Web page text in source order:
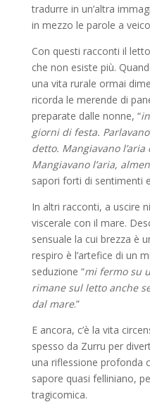
tradurre in un’altra
in mezzo le parole a
Con questi racconti il
che non esiste più.
una vita rurale ormai
ricorda le merende di
preparate dalle nonne, “
giorni di festa.
detto. Mangiavano
Mangiavano l’aria,
sapori forti di sentimenti
In altri racconti, a uscire
viscerale con il mare.
sensuale la cui brezza è
respiro è l’artefice di un
seduzione “mi fermo su
rimane sul letto anche
dal mare.”
E ancora, c’è la vita
spesso da Zurru per
una riflessione profonda
sapore quasi felliniano,
tragicomica.